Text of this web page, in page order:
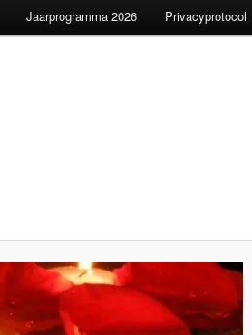
Jaarprogramma 2026 Privacyprotocol